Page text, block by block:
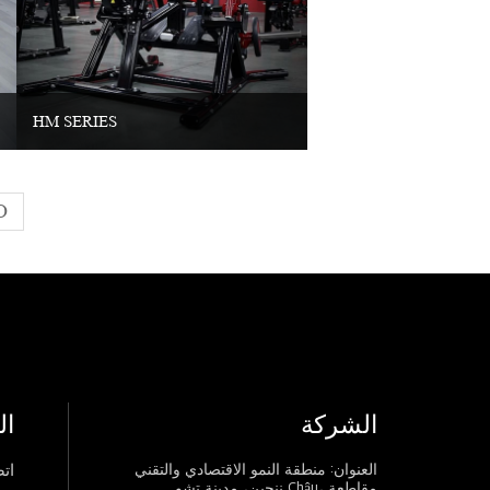
HM SERIES
الشركة
العنوان: منطقة النمو الاقتصادي والتقني
ننجين، مدينة تشو Châu، مقاطعة